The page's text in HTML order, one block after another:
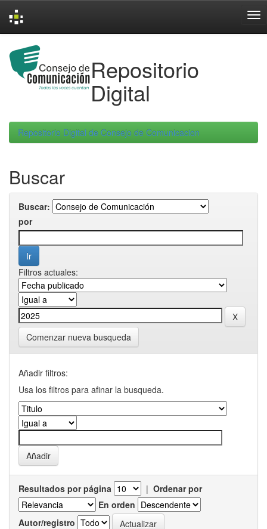
navigation
Repositorio
Digital
Repositorio Digital de Consejo de Comunicacion
Buscar
Buscar:
por
Filtros actuales:
Comenzar nueva busqueda
Añadir filtros:
Usa los filtros para afinar la busqueda.
Resultados por página | Ordenar por
En orden
Autor/registro